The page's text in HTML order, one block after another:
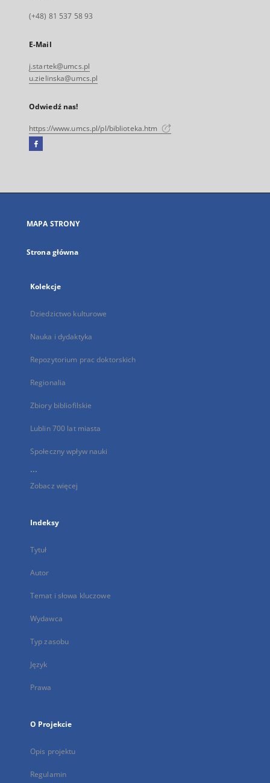
(+48) 81 537 58 93
E-Mail
j.startek@umcs.pl
u.zielinska@umcs.pl
Odwiedź nas!
https://www.umcs.pl/pl/biblioteka.htm
Facebook
się
karcie
MAPA STRONY
Strona główna
Kolekcje
Dziedzictwo kulturowe
Nauka i dydaktyka
Repozytorium prac doktorskich
Regionalia
Zbiory bibliofilskie
Lublin 700 lat miasta
Społeczny wpływ nauki
...
Zobacz więcej
Indeksy
Tytuł
Autor
Temat i słowa kluczowe
Wydawca
Typ zasobu
Język
Prawa
O Projekcie
Opis projektu
Regulamin